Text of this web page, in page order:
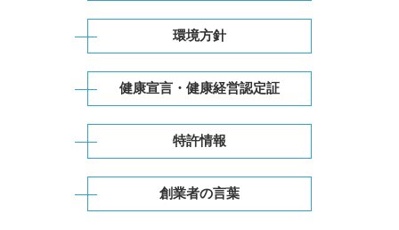
環境方針
健康宣言・健康経営認定証
特許情報
創業者の言葉